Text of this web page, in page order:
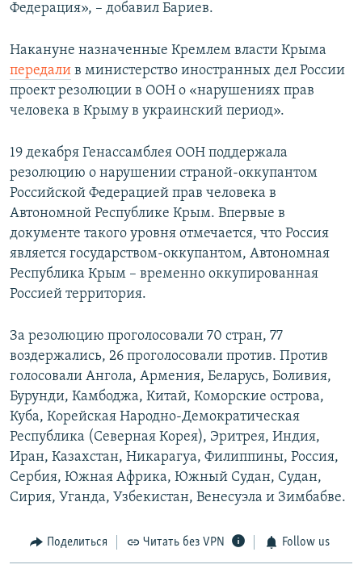
Федерация», – добавил Бариев.
Накануне назначенные Кремлем власти Крыма
передали в министерство иностранных дел России
проект резолюции в ООН о «нарушениях прав
человека в Крыму в украинский период».
19 декабря Генассамблея ООН поддержала
резолюцию о нарушении страной-оккупантом
Российской Федерацией прав человека в
Автономной Республике Крым. Впервые в
документе такого уровня отмечается, что Россия
является государством-оккупантом, Автономная
Республика Крым – временно оккупированная
Россией территория.
За резолюцию проголосовали 70 стран, 77
воздержались, 26 проголосовали против. Против
голосовали Ангола, Армения, Беларусь, Боливия,
Бурунди, Камбоджа, Китай, Коморские острова,
Куба, Корейская Народно-Демократическая
Республика (Северная Корея), Эритрея, Индия,
Иран, Казахстан, Никарагуа, Филиппины, Россия,
Сербия, Южная Африка, Южный Судан, Судан,
Сирия, Уганда, Узбекистан, Венесуэла и Зимбабве.
Поделиться Читать без VPN Follow us